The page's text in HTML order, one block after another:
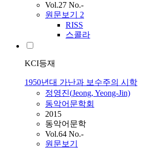
Vol.27 No.-
원문보기 2
RISS
스콜라
KCI등재
1950년대 가난과 보수주의 시학
정영진(Jeong, Yeong-Jin)
동악어문학회
2015
동악어문학
Vol.64 No.-
원문보기